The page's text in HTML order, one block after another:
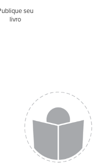
seu
livro